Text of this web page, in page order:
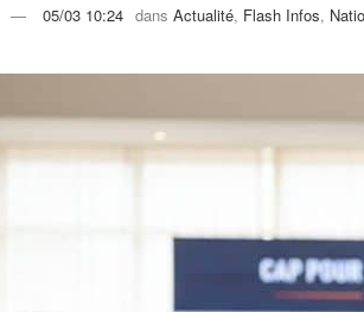
05/03 10:24 dans Actualité, Flash Infos,